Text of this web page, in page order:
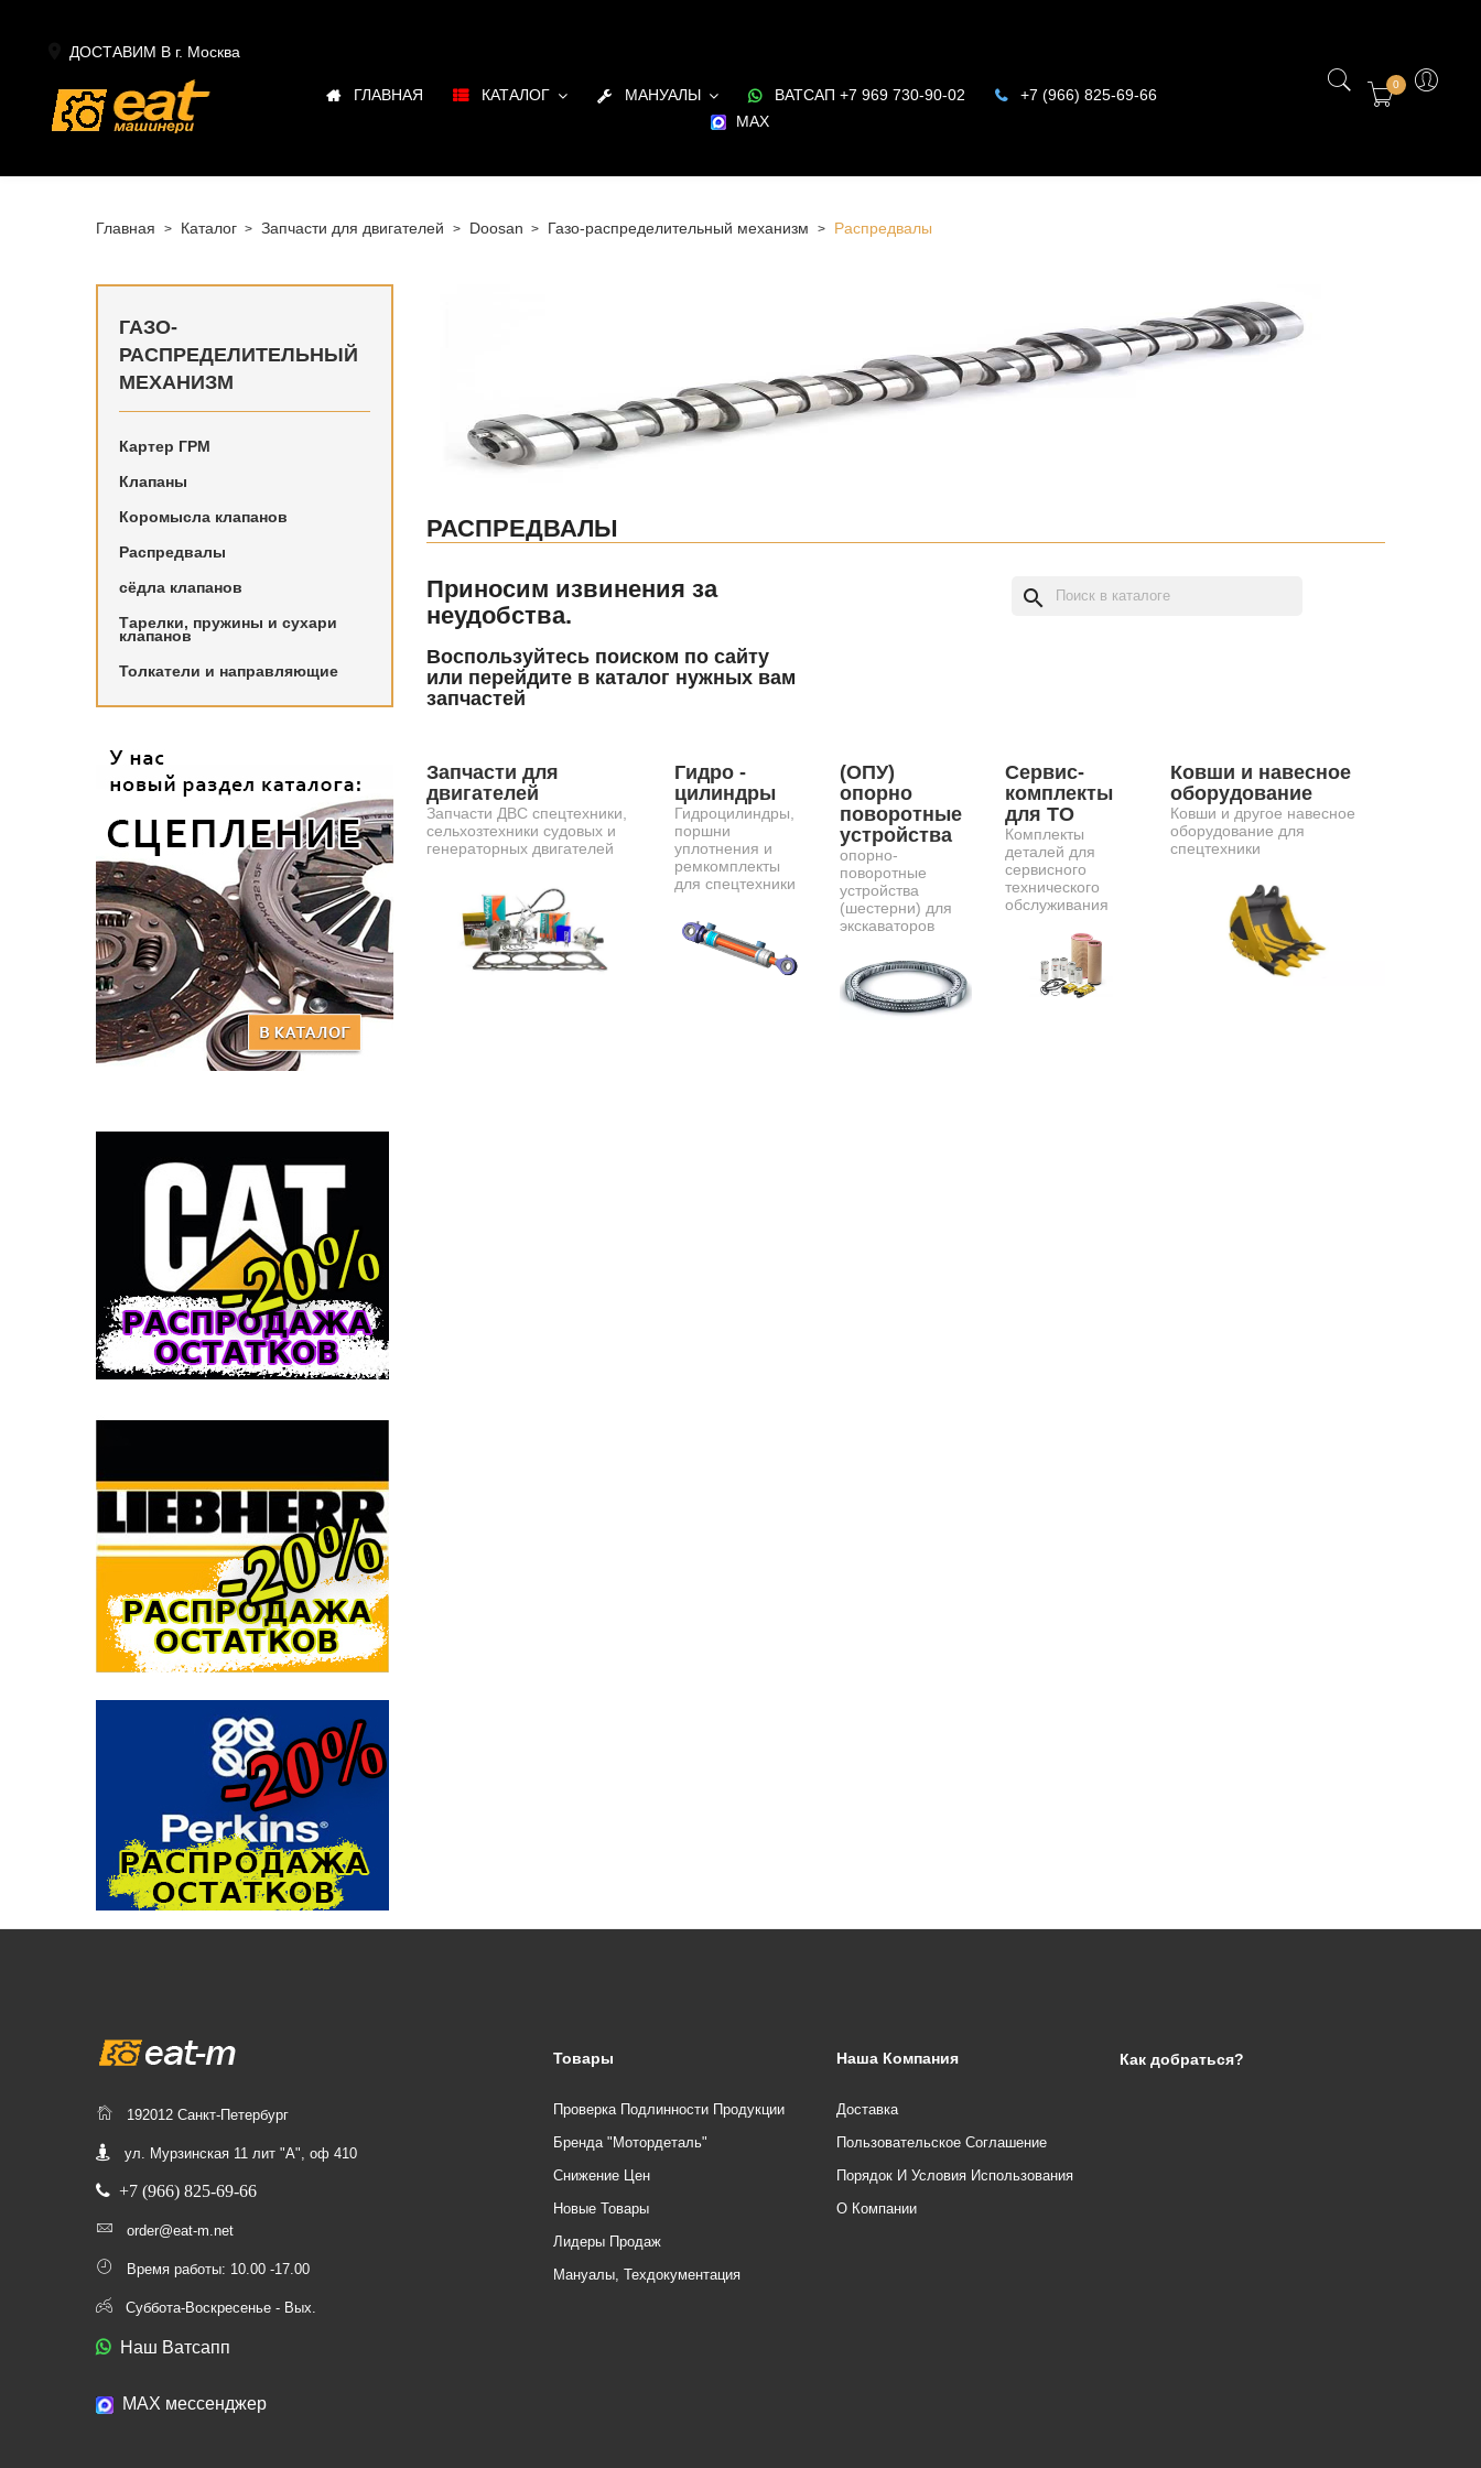
ДОСТАВИМ В г. Москва
ГЛАВНАЯ КАТАЛОГ МАНУАЛЫ ВАТСАП +7 969 730-90-02
+7 (966) 825-69-66
MAX
0
Главная Каталог Запчасти для двигателей Doosan Газо-распределительный механизм Распредвалы
ГАЗО-
РАСПРЕДЕЛИТЕЛЬНЫЙ
МЕХАНИЗМ
Картер ГРМ
Клапаны
Коромысла клапанов
Распредвалы
сёдла клапанов
Тарелки, пружины и сухари
клапанов
Толкатели и направляющие
Купить в Санкт-Петербурге Распредвалы для двигателя Doosan в
наличии и под заказ
РАСПРЕДВАЛЫ
Приносим извинения за
неудобства.
Воспользуйтесь поиском по сайту
или перейдите в каталог нужных вам
запчастей
search
Запчасти для
двигателей
Запчасти ДВС спецтехники,
сельхозтехники судовых и
генераторных двигателей
Гидро -
цилиндры
Гидроцилиндры,
поршни
уплотнения и
ремкомплекты
для спецтехники
(ОПУ)
опорно
поворотные
устройства
опорно-
поворотные
устройства
(шестерни) для
экскаваторов
Сервис-
комплекты
для ТО
Комплекты
деталей для
сервисного
технического
обслуживания
Ковши и навесное
оборудование
Ковши и другое навесное
оборудование для
спецтехники
192012 Санкт-Петербург
ул. Мурзинская 11 лит "А", оф 410
+7 (966) 825-69-66
order@eat-m.net
Время работы: 10.00 -17.00
Суббота-Воскресенье - Вых.
Наш Ватсапп
МАХ мессенджер
Товары
Проверка Подлинности Продукции
Бренда "Мотордеталь"
Снижение Цен
Новые Товары
Лидеры Продаж
Мануалы, Техдокументация
Наша Компания
Доставка
Пользовательское Соглашение
Порядок И Условия Использования
О Компании
Как добраться?